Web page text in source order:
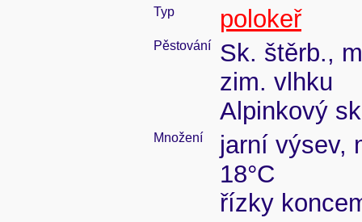
Typ
polokeř
Pěstování
Sk. štěrb.,
zim. vlhku
Alpinkový
Množení
jarní výsev,
18°C
řízky